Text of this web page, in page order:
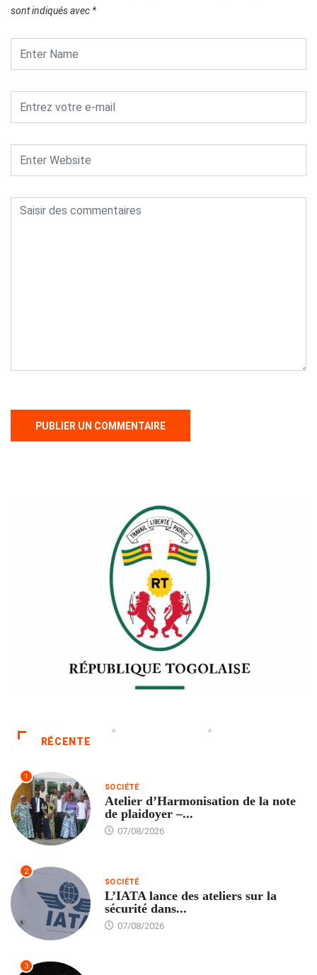
sont indiqués avec *
RÉCENTE
1
SOCIÉTÉ
Atelier d’Harmonisation de la note
de plaidoyer –...
07/08/2026
2
SOCIÉTÉ
L’IATA lance des ateliers sur la
sécurité dans...
07/08/2026
3